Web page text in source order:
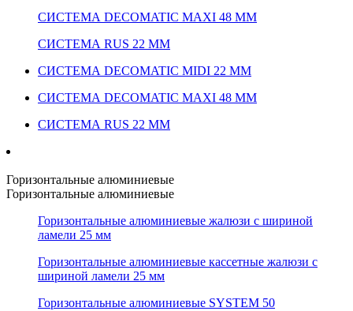
СИСТЕМА DECOMATIC MAXI 48 ММ
СИСТЕМА RUS 22 ММ
СИСТЕМА DECOMATIC MIDI 22 ММ
СИСТЕМА DECOMATIC MAXI 48 ММ
СИСТЕМА RUS 22 ММ
Горизонтальные алюминиевые
Горизонтальные алюминиевые
Горизонтальные алюминиевые жалюзи с шириной
ламели 25 мм
Горизонтальные алюминиевые кассетные жалюзи с
шириной ламели 25 мм
Горизонтальные алюминиевые SYSTEM 50